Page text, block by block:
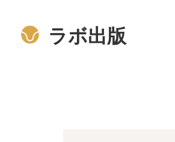
ラボ出版